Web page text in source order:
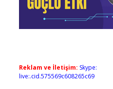
Reklam ve İletişim: Skype:
live:.cid.575569c608265c69